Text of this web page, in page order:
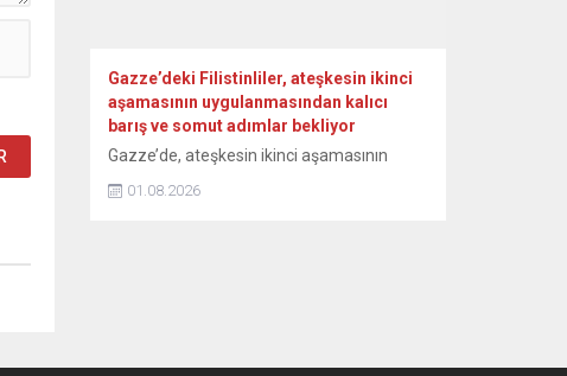
Gazze’deki Filistinliler, ateşkesin ikinci
aşamasının uygulanmasından kalıcı
barış ve somut adımlar bekliyor
Gazze’de, ateşkesin ikinci aşamasının
yönündeki açıklamaları sevinçle karşılayan
duyurdu. Kurul, Hamas’ın ayrıntılı bir yol
01.08.2026